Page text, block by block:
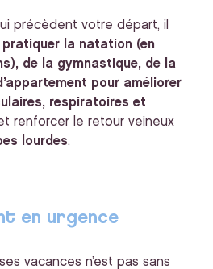
précèdent votre départ, il
pratiquer la natation (en
de la gymnastique, de la
pour améliorer
respiratoires et
renforcer le retour veineux
lourdes.
en urgence
vacances n’est pas sans